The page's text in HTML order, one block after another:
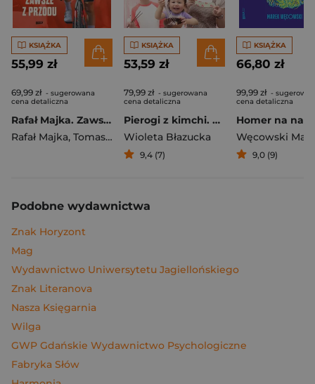
KSIĄŻKA
55,99 zł
69,99 zł - sugerowana
cena detaliczna
Rafał Majka. Zawsze z przodu. Rozmawia Tomasz Kalemba - książka z autografem
Rafał Majka, Tomasz Kalemba
KSIĄŻKA
53,59 zł
79,99 zł - sugerowana
cena detaliczna
Pierogi z kimchi. Moje ulubione azjatyckie przepisy
Wioleta Błazucka
9,4 (7)
KSIĄŻKA
66,80 zł
99,99 zł -
cena detaliczna
Węcowski
9,0 (9)
Podobne wydawnictwa
Znak Horyzont
Mag
Wydawnictwo Uniwersytetu Jagiellońskiego
Znak Literanova
Nasza Księgarnia
Wilga
GWP Gdańskie Wydawnictwo Psychologiczne
Fabryka Słów